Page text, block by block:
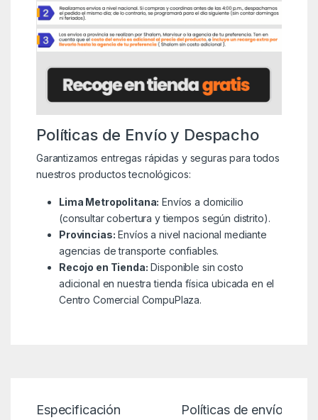
Políticas de Envío y Despacho
Garantizamos entregas rápidas y seguras para todos
nuestros productos tecnológicos:
Lima Metropolitana: Envíos a domicilio
(consultar cobertura y tiempos según distrito).
Provincias: Envíos a nivel nacional mediante
agencias de transporte confiables.
Recojo en Tienda: Disponible sin costo
adicional en nuestra tienda física ubicada en el
Centro Comercial CompuPlaza.
Especificación Políticas de envío